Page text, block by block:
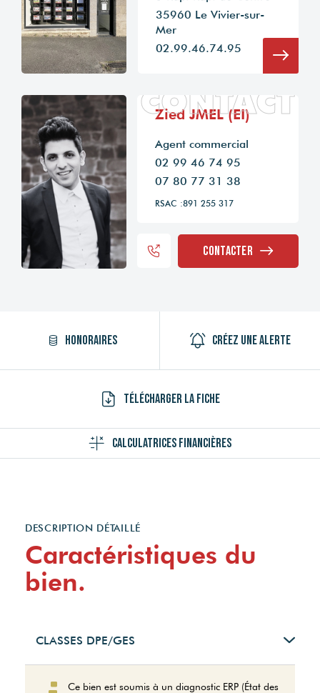
35960 Le Vivier-sur-
Mer
02.99.46.74.95
CONTACT
Zied JMEL (EI)
Agent commercial
02 99 46 74 95
07 80 77 31 38
RSAC :891 255 317
Contacter
Honoraires Créez une alerte
Télécharger la fiche
Calculatrices financières
DESCRIPTION DÉTAILLÉ
Caractéristiques du
bien.
CLASSES DPE/GES
énergétique excessive.
Ce bien est soumis à un diagnostic ERP (État des